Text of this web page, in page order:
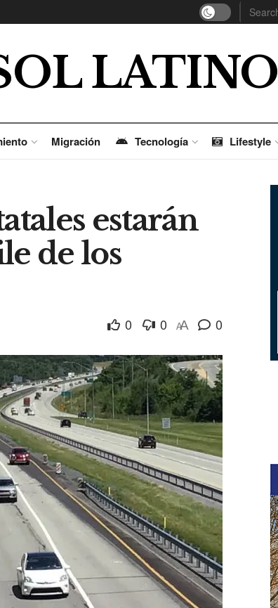
LATINO
Migración Tecnología Lifestyle
estarán
de los
0 0 AA 0